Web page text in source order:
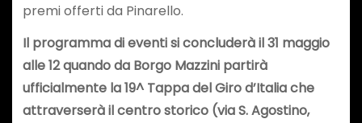
premi offerti da Pinarello.
Il programma di eventi si concluderà il 31 maggio
alle 12 quando da Borgo Mazzini partirà
ufficialmente la 19^ Tappa del Giro d’Italia che
attraverserà il centro storico (via S. Agostino,